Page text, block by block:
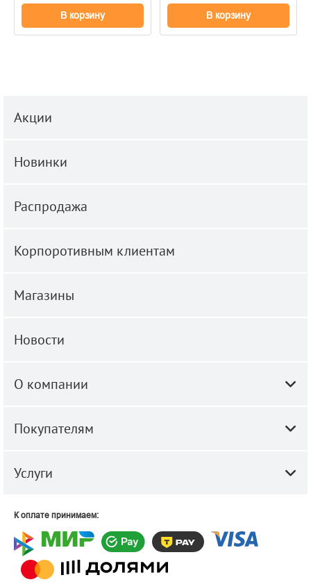
В корзину В корзину
Акции
Новинки
Распродажа
Корпоротивным клиентам
Магазины
Новости
О компании
Покупателям
Услуги
К оплате принимаем: